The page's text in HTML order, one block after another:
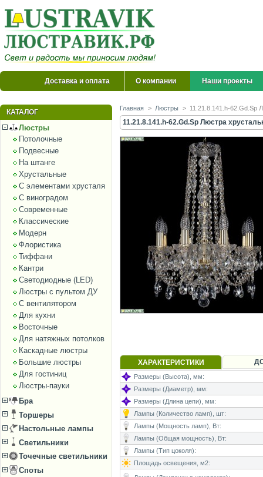
Доставка и оплата О компании Наши проекты
КАТАЛОГ
Люстры
Потолочные
Подвесные
На штанге
Хрустальные
С элементами хрусталя
С виноградом
Современные
Классические
Модерн
Флористика
Тиффани
Кантри
Светодиодные (LED)
Люстры с пультом ДУ
С вентилятором
Для кухни
Восточные
Для натяжных потолков
Каскадные люстры
Большие люстры
Для гостиниц
Люстры-пауки
Бра
Торшеры
Настольные лампы
Светильники
Точечные светильники
Споты
Главная > Люстры > 11.21.8.141.h-62.Gd.Sp
11.21.8.141.h-62.Gd.Sp Люстра
ХАРАКТЕРИСТИКИ
Размеры (Высота), мм:
Размеры (Диаметр), мм:
Размеры (Длина цепи), мм:
Лампы (Количество ламп), шт:
Лампы (Мощность ламп), Вт:
Лампы (Общая мощность), Вт:
Лампы (Тип цоколя):
Площадь освещения, м2: